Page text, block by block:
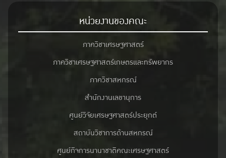
หน่วยงานของคณะ
ภาควิชาเศรษฐศาสตร์
ภาควิชาเศรษฐศาสตร์เกษตรและทรัพยากร
ภาควิชาสหกรณ์
สำนักงานเลขานุการ
ศูนย์วิจัยเศรษฐศาสตร์ประยุกต์
สถาบันวิชาการด้านสหกรณ์
ศูนย์กิจการนานาชาติคณะเศรษฐศาสตร์